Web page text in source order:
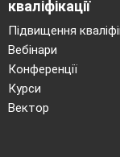
Хто впав за
За землю
2- й учень
Пливуть по
Над хвилями
І пам’ятник
На схилах
кваліфікації
Підвищення
Вебінари
Конференції
Курси
Вектор